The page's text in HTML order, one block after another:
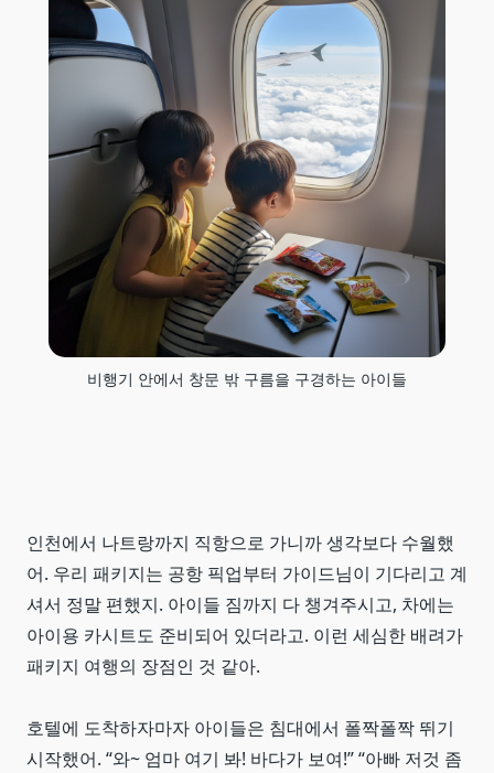
비행기 안에서 창문 밖 구름을 구경하는 아이들
인천에서 나트랑까지 직항으로 가니까 생각보다 수월했
어. 우리 패키지는 공항 픽업부터 가이드님이 기다리고 계
셔서 정말 편했지. 아이들 짐까지 다 챙겨주시고, 차에는
아이용 카시트도 준비되어 있더라고. 이런 세심한 배려가
패키지 여행의 장점인 것 같아.
호텔에 도착하자마자 아이들은 침대에서 폴짝폴짝 뛰기
시작했어. “와~ 엄마 여기 봐! 바다가 보여!” “아빠 저것 좀